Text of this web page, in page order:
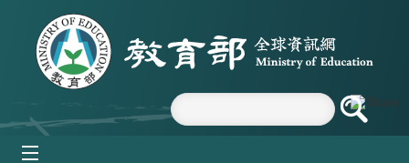
跳到主要內容區塊